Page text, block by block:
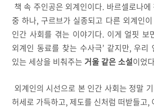
책 속 주인공은 외계인이다. 바르셀로나에
중 하나, 구르브가 실종되고 다른 외계인
인간 사회를 겪는 이야기다. 이게 얼핏 보
외계인 동료를 찾는 수사극’ 같지만, 우리
있는 세상을 비춰주는 거울 같은 소설이었
외계인의 시선으로 본 인간 사회는 정말
허세로 가득하고, 제도를 신처럼 떠받들고,